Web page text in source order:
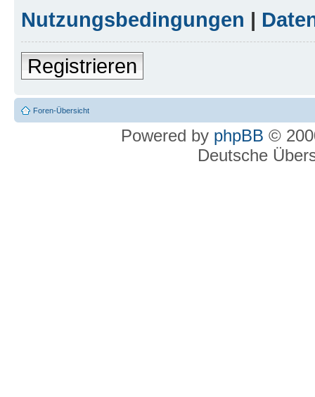
Nutzungsbedingungen |
Registrieren
Foren-Übersicht
Powered by phpBB ©
Deutsche